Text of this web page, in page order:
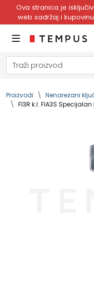
Ova stranica je
web sadržaj i
Proizvodi Nenarezani
FI3R k.l. FIA3S